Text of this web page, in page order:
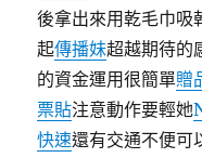
後拿出來用乾毛巾吸
起傳播妹超越期待的
的資金運用很簡單贈
票貼注意動作要輕她
快速還有交通不便可